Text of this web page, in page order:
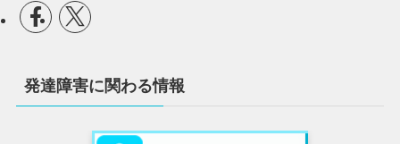
発達障害に関わる情報